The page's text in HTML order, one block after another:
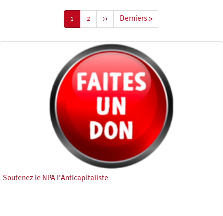
Page
courante
1 Page
2
Page
suivante
››
Dernière
page
Derniers »
Soutenez le NPA l'Anticapitaliste